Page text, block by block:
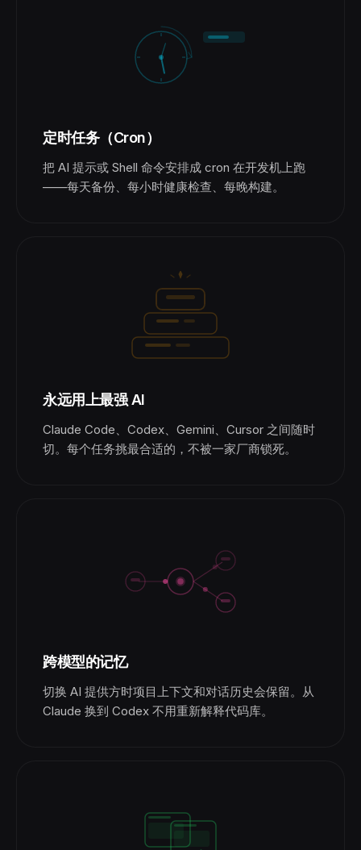
定时任务（Cron）
把 AI 提示或 Shell 命令安排成 cron 在开发机上跑
——每天备份、每小时健康检查、每晚构建。
永远用上最强 AI
Claude Code、Codex、Gemini、Cursor 之间随时
切。每个任务挑最合适的，不被一家厂商锁死。
跨模型的记忆
切换 AI 提供方时项目上下文和对话历史会保留。从
Claude 换到 Codex 不用重新解释代码库。